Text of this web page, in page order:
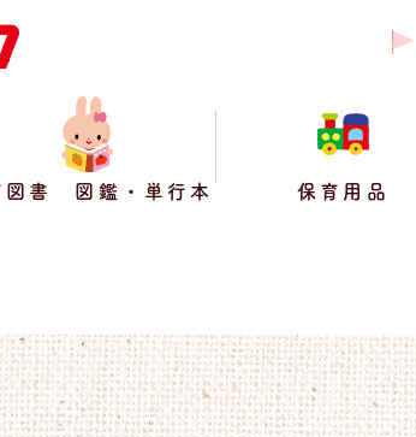
図書 図鑑・単行本 保育用品